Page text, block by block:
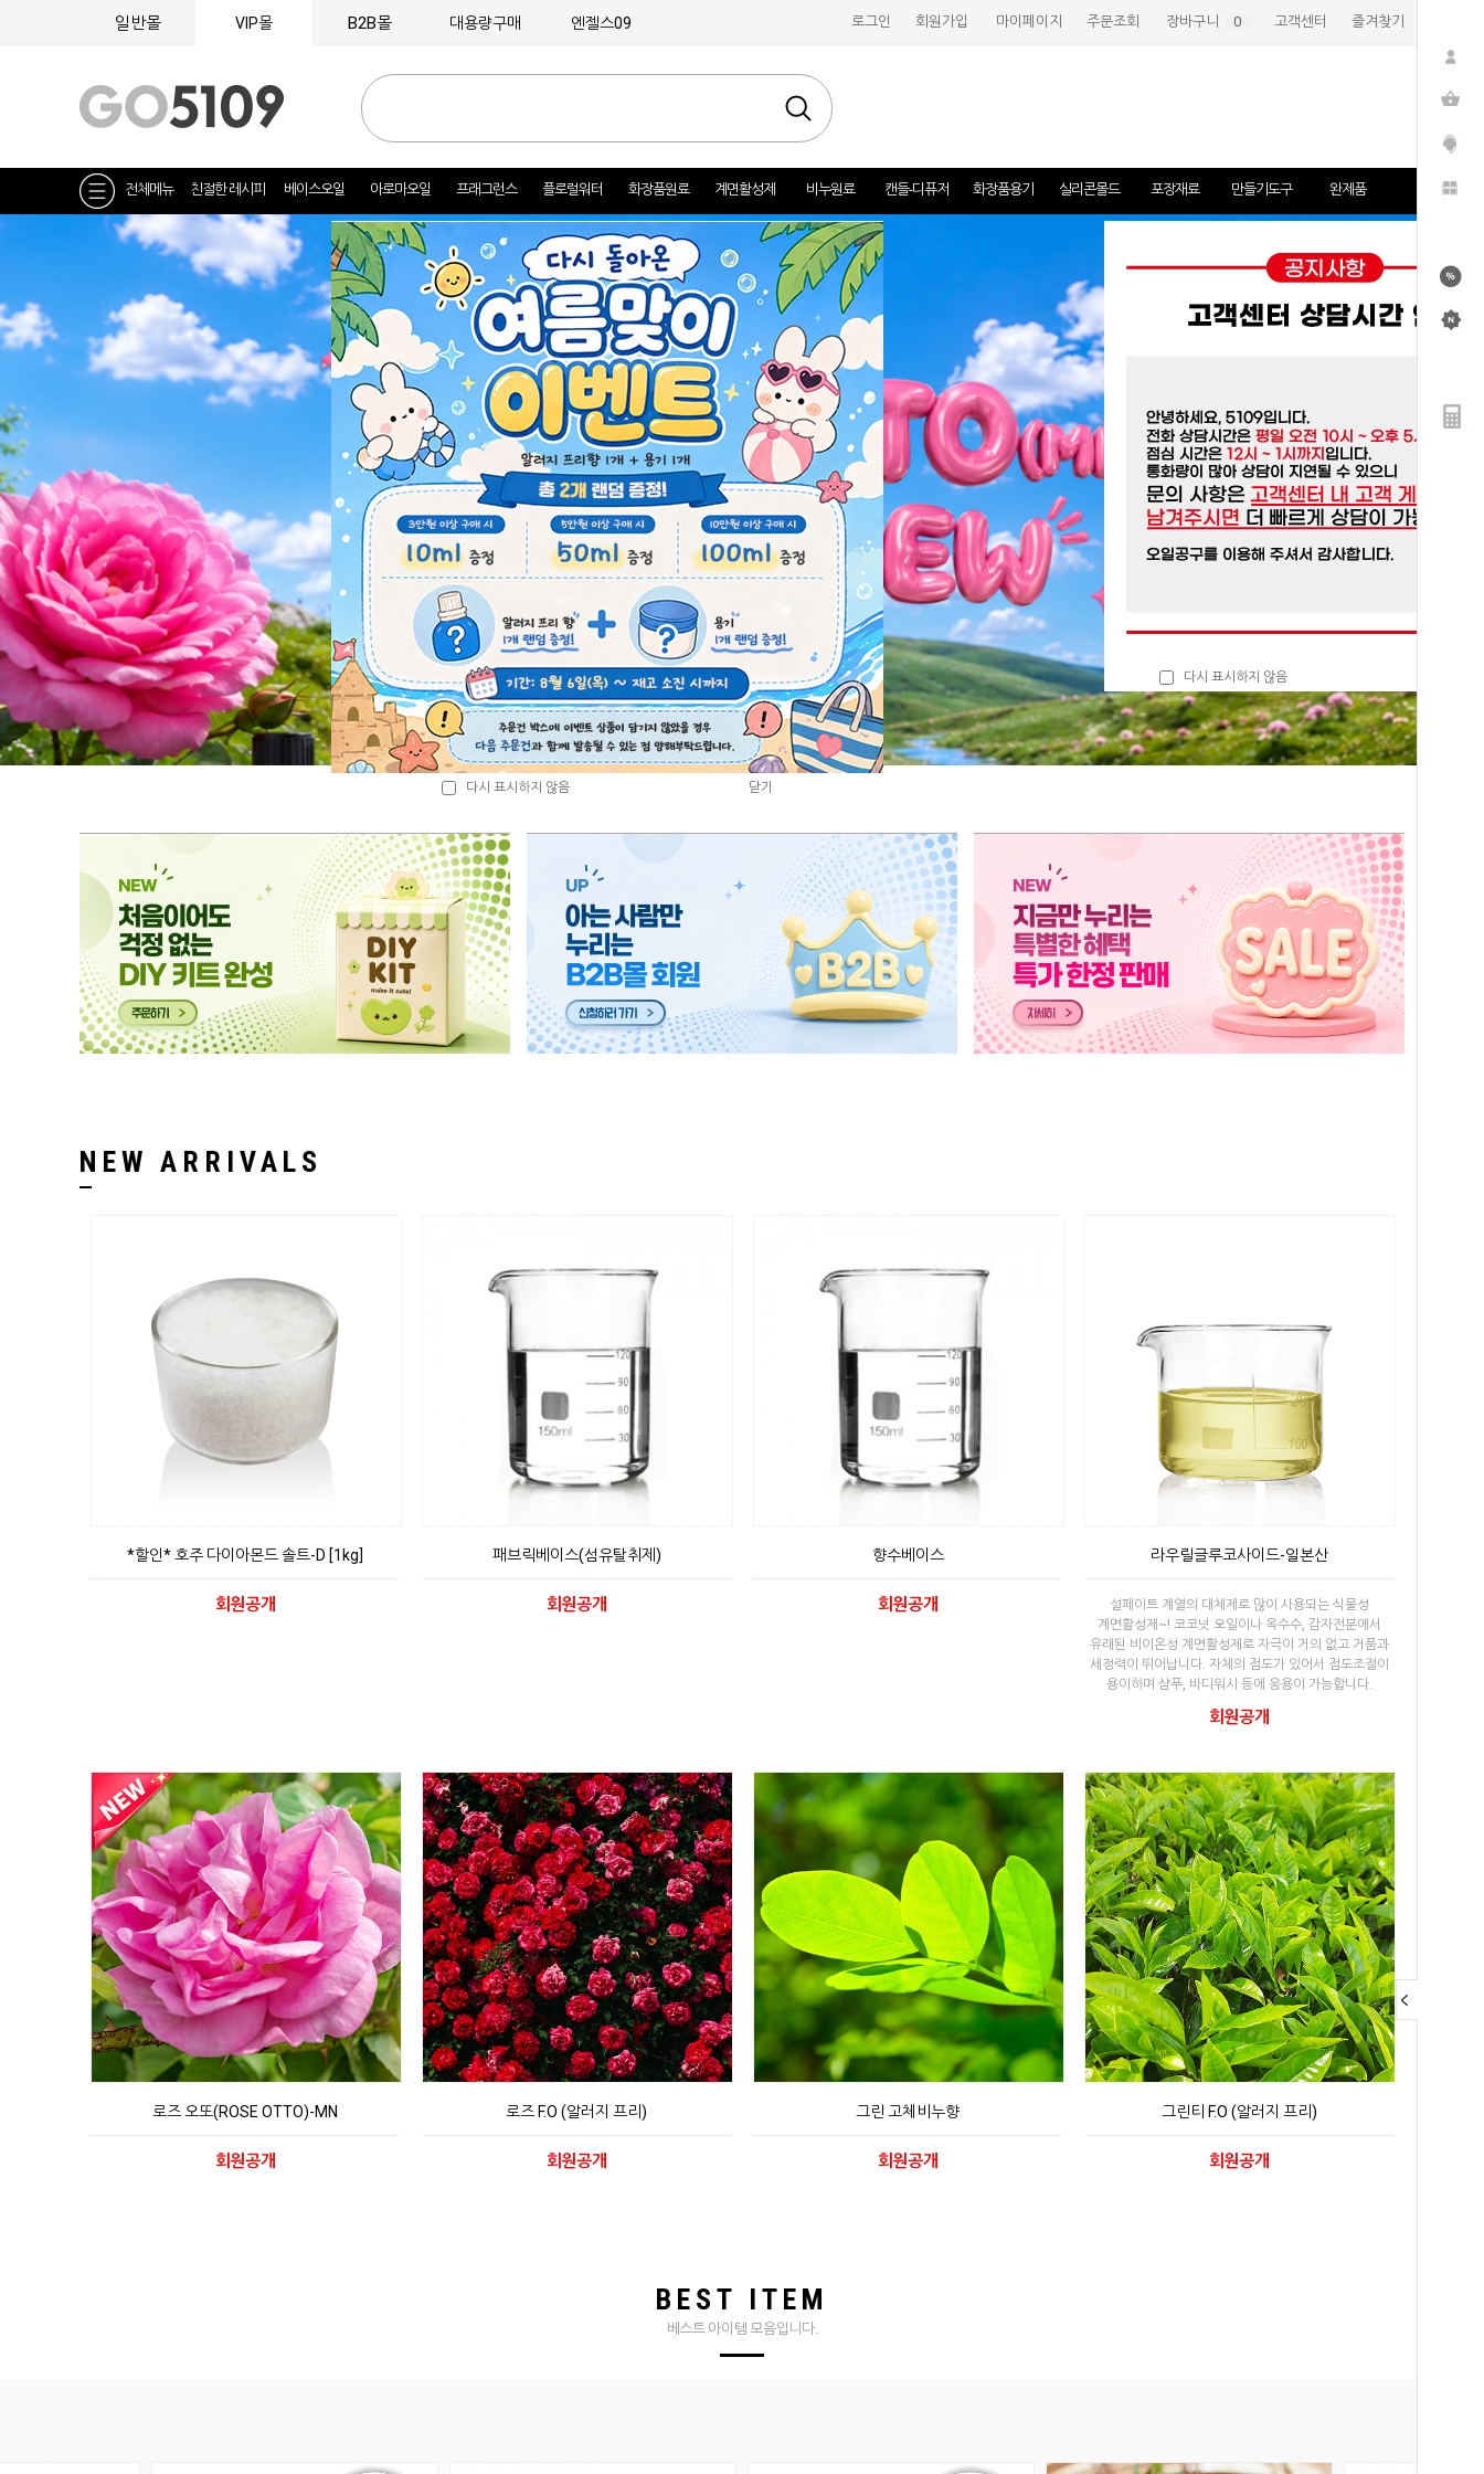
일반몰 VIP몰 B2B몰 대용량구매 엔젤스09 로그인 회원가입 마이페이지 주문조회 장바구니 0 고객센터 즐겨찾기
전체메뉴 친절한 레시피 베이스오일 아로마오일 프래그런스 플로럴워터 화장품원료 계면활성제 비누원료 캔들-디퓨저 화장품용기 실리콘몰드 포장재료 만들기도구 완제품
3/8
NEW ARRIVALS
*할인* 호주 다이아몬드 솔트-D [1kg]
회원공개
패브릭베이스(섬유탈취제)
회원공개
향수베이스
회원공개
라우릴글루코사이드-일본산
설페이트 계열의 대체제로 많이 사용되는 식물성
계면활성제~! 코코넛 오일이나 옥수수, 감자전분에서
유래된 비이온성 계면활성제로 자극이 거의 없고 거품과
세정력이 뛰어납니다. 자체의 점도가 있어서 점도조절이
용이하며 샴푸, 바디워시 등에 응용이 가능합니다.
회원공개
로즈 오또(ROSE OTTO)-MN
회원공개
로즈 F.O (알러지 프리)
회원공개
그린 고체비누향
회원공개
그린티 F.O (알러지 프리)
회원공개
BEST ITEM
베스트 아이템 모음입니다.
다시 표시하지 않음
다시 표시하지 않음 닫기
다시 표시하지 않음 닫기